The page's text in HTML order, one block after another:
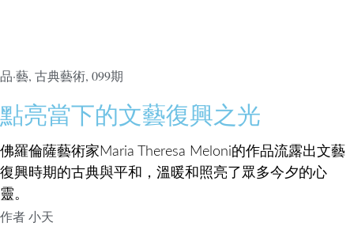
品·藝, 古典藝術, 099期
點亮當下的文藝復興之光
佛羅倫薩藝術家Maria Theresa Meloni的作品流露出文藝
復興時期的古典與平和，溫暖和照亮了眾多今夕的心
靈。
作者小天